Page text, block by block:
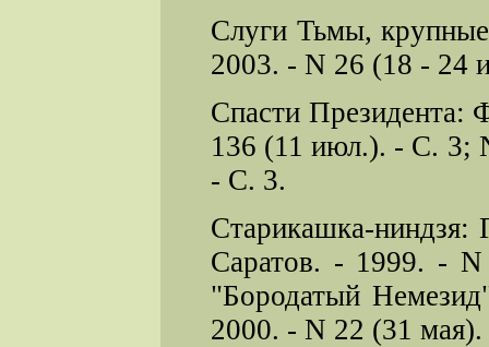
Слуги Тьмы,
2003. - N 26 (18 - 24
Спасти Президента:
136 (11 июл.). - С. 3;
- С. 3.
Старикашка-ниндзя:
Саратов. - 1999. -
"Бородатый
2000. - N 22 (31